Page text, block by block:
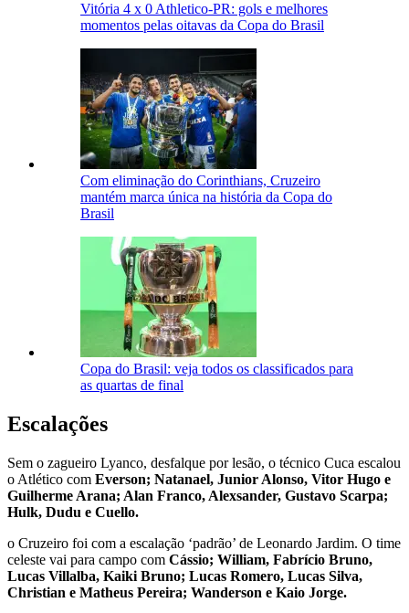
Vitória 4 x 0 Athletico-PR: gols e melhores
momentos pelas oitavas da Copa do Brasil
Com eliminação do Corinthians, Cruzeiro
mantém marca única na história da Copa do
Brasil
Copa do Brasil: veja todos os classificados para
as quartas de final
Escalações
Sem o zagueiro Lyanco, desfalque por lesão, o técnico Cuca escalou
o Atlético com Everson; Natanael, Junior Alonso, Vitor Hugo e
Guilherme Arana; Alan Franco, Alexsander, Gustavo Scarpa;
Hulk, Dudu e Cuello.
o Cruzeiro foi com a escalação ‘padrão’ de Leonardo Jardim. O time
celeste vai para campo com Cássio; William, Fabrício Bruno,
Lucas Villalba, Kaiki Bruno; Lucas Romero, Lucas Silva,
Christian e Matheus Pereira; Wanderson e Kaio Jorge.